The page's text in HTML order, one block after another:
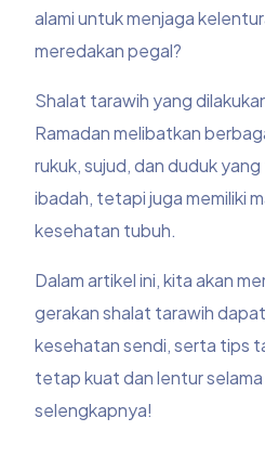
alami untuk menjaga
meredakan pegal?
Shalat tarawih yang
Ramadan melibatkan
rukuk, sujud, dan duduk
ibadah, tetapi juga memiliki
kesehatan tubuh.
Dalam artikel ini, kita akan
gerakan shalat tarawih
kesehatan sendi, serta tips
tetap kuat dan lentur selama
selengkapnya!